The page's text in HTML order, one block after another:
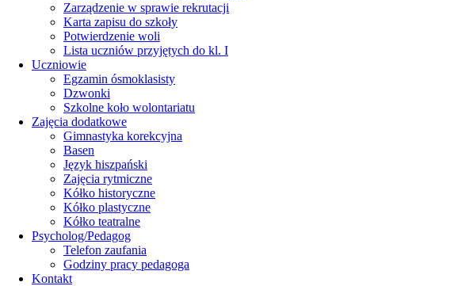
Zarządzenie w sprawie rekrutacji
Karta zapisu do szkoły
Potwierdzenie woli
Lista uczniów przyjętych do kl. I
Uczniowie
Egzamin ósmoklasisty
Dzwonki
Szkolne koło wolontariatu
Zajęcia dodatkowe
Gimnastyka korekcyjna
Basen
Język hiszpański
Zajęcia rytmiczne
Kółko historyczne
Kółko plastyczne
Kółko teatralne
Psycholog/Pedagog
Telefon zaufania
Godziny pracy pedagoga
Kontakt